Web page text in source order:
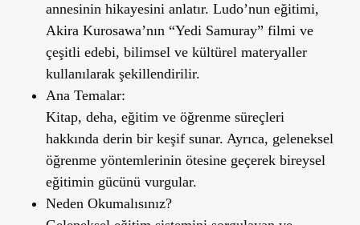
annesinin hikayesini anlatır. Ludo’nun eğitimi,
Akira Kurosawa’nın “Yedi Samuray” filmi ve
çeşitli edebi, bilimsel ve kültürel materyaller
kullanılarak şekillendirilir.
Ana Temalar:
Kitap, deha, eğitim ve öğrenme süreçleri
hakkında derin bir keşif sunar. Ayrıca, geleneksel
öğrenme yöntemlerinin ötesine geçerek bireysel
eğitimin gücünü vurgular.
Neden Okumalısınız?